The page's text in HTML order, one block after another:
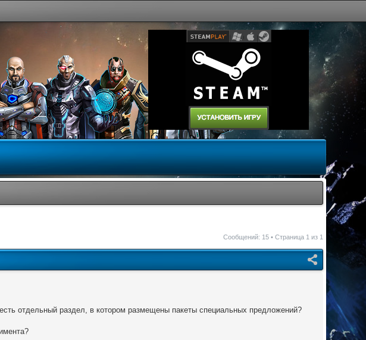
Сообщений: 15 • Страница 1 из 1
есть отдельный раздел, в котором размещены пакеты специальных предложений?